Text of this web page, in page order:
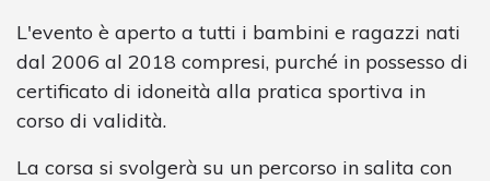
L'evento è aperto a tutti i bambini e ragazzi nati
dal 2006 al 2018 compresi, purché in possesso di
certificato di idoneità alla pratica sportiva in
corso di validità.
La corsa si svolgerà su un percorso in salita con